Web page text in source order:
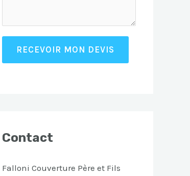
RECEVOIR MON DEVIS
Contact
Falloni Couverture Père et Fils